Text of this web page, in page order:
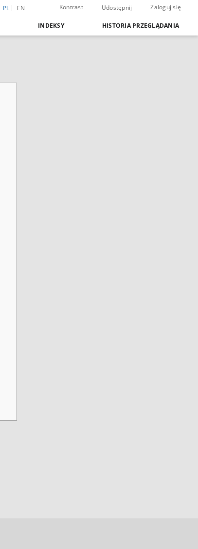
PL EN Kontrast Udostępnij Zaloguj się
INDEKSY HISTORIA PRZEGLĄDANIA